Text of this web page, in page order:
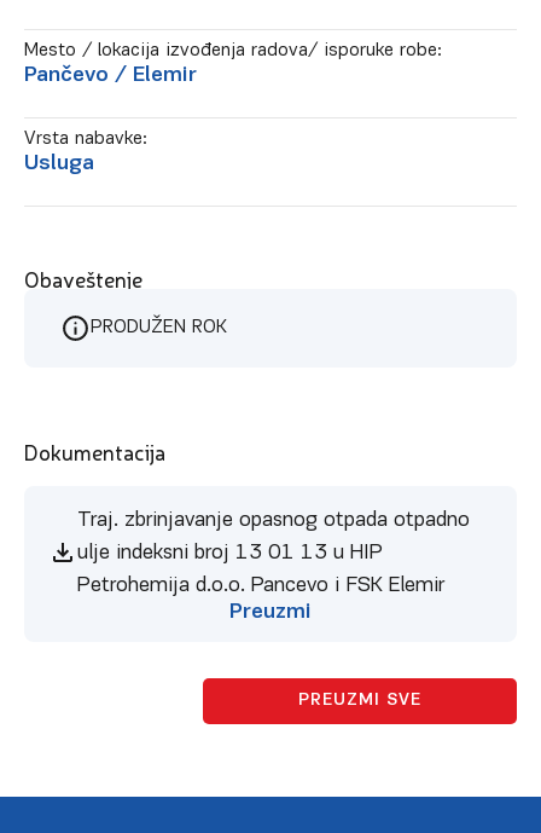
Mesto / lokacija izvođenja radova/ isporuke robe:
Pančevo / Elemir
Vrsta nabavke:
Usluga
Obaveštenje
PRODUŽEN ROK
Dokumentacija
Traj. zbrinjavanje opasnog otpada otpadno
ulje indeksni broj 13 01 13 u HIP
Petrohemija d.o.o. Pancevo i FSK Elemir
Preuzmi
PREUZMI SVE